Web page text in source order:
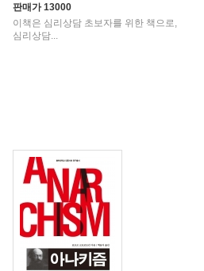
판매가13000
이책은 심리상담 초보자를 위한 책으로,
심리상담...